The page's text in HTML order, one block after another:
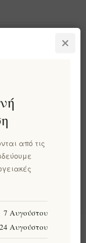
από τις
7 Αυγούστου
24 Αυγούστου